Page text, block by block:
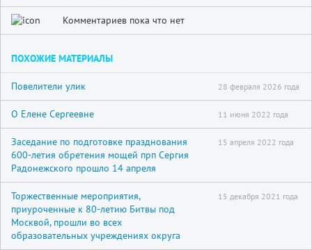
Комментариев пока что нет
ПОХОЖИЕ МАТЕРИАЛЫ
Повелители улик 28 февраля 2026 года
О Елене Сергеевне 11 июня 2022 года
Заседание по подготовке празднования
600-летия обретения мощей прп Сергия
Радонежского прошло 14 апреля
15 апреля 2022 года
Торжественные мероприятия,
приуроченные к 80-летию Битвы под
Москвой, прошли во всех
образовательных учреждениях округа
15 декабря 2021 года